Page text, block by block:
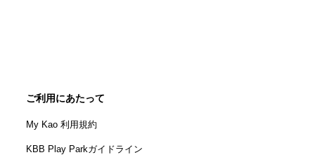
ご利用にあたって
My Kao 利用規約
KBB Play Parkガイドライン